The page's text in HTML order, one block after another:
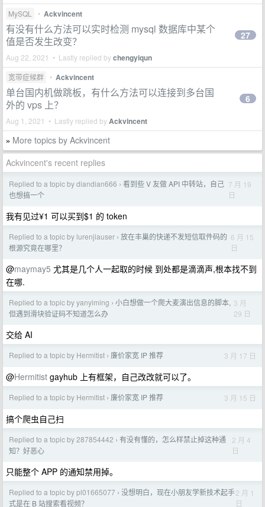
MySQL
• Ackvincent
有没有什么方法可以实时检测 mysql 数据库中某个
值是否发生改变？
Aug 22, 2021 • Lastly replied bychengyiqun
27
宽带症候群 • Ackvincent
单台国内机做跳板，有什么方法可以连接到多台国
外的 vps 上？
Aug 1, 2021 • Lastly replied byAckvincent
6
» More topics by Ackvincent
Ackvincent's recent replies
Replied to a topic by diandian666 › 看到些 V 友做 API 中转站，自己
也想搞一个
7 月 19
日
我有见过¥1 可以买到$1 的 token
Replied to a topic by lurenjiauser › 放在丰巢的快递不发短信取件码的
根源究竟在哪里？
6 月 15
日
@maymay5 尤其是几个人一起取的时候 到处都是滴滴声,根本找不到
在哪.
Replied to a topic by yanyiming › 小白想做一个爬大麦演出信息的脚本,
但遇到滑块验证码不知道怎么办
3 月
29 日
交给 AI
Replied to a topic by Hermitist › 廉价家宽 IP 推荐 3 月 17 日
@Hermitist gayhub 上有框架，自己改改就可以了。
Replied to a topic by Hermitist › 廉价家宽 IP 推荐 3 月 15 日
搞个爬虫自己扫
Replied to a topic by 287854442 › 有没有懂的，怎么样禁止掉这种通
知？好恶心
2 月 4
日
只能整个 APP 的通知禁用掉。
Replied to a topic by pl01665077 › 没想明白，现在小朋友学新技术起手
式是在 B 站搜索看视频？
2 月 1
日